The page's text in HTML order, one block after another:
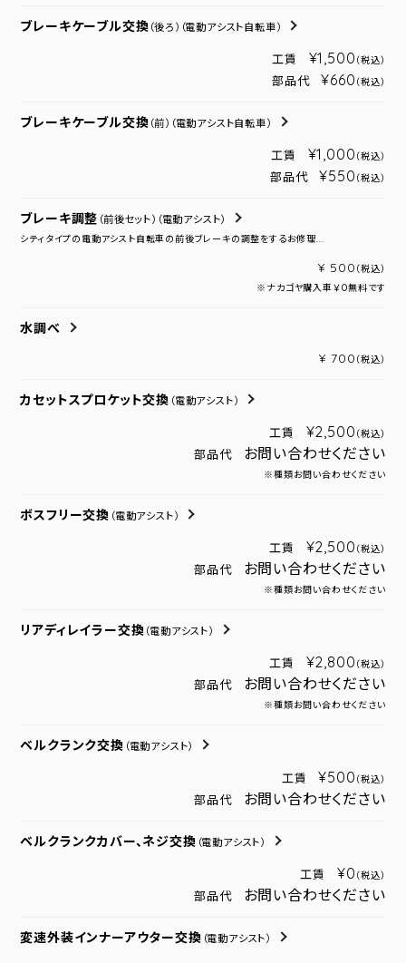
ブレーキケーブル交換 （後ろ） （電動アシスト自転車）
工賃 ¥1,500 （税込）
部品代 ¥660 （税込）
ブレーキケーブル交換 （前） （電動アシスト自転車）
工賃 ¥1,000 （税込）
部品代 ¥550 （税込）
ブレーキ調整 （前後セット） （電動アシスト）
シティタイプの電動アシスト自転車の前後ブレーキの調整をするお修理...
¥ 500 （税込）
※ナカゴヤ購入車￥０無料です
水調べ
¥ 700 （税込）
カセットスプロケット交換 （電動アシスト）
工賃 ¥2,500 （税込）
部品代 お問い合わせください
※種類お問い合わせください
ボスフリー交換 （電動アシスト）
工賃 ¥2,500 （税込）
部品代 お問い合わせください
※種類お問い合わせください
リアディレイラー交換 （電動アシスト）
工賃 ¥2,800 （税込）
部品代 お問い合わせください
※種類お問い合わせください
ベルクランク交換 （電動アシスト）
工賃 ¥500 （税込）
部品代 お問い合わせください
ベルクランクカバー、ネジ交換 （電動アシスト）
工賃 ¥0 （税込）
部品代 お問い合わせください
変速外装インナーアウター交換 （電動アシスト）